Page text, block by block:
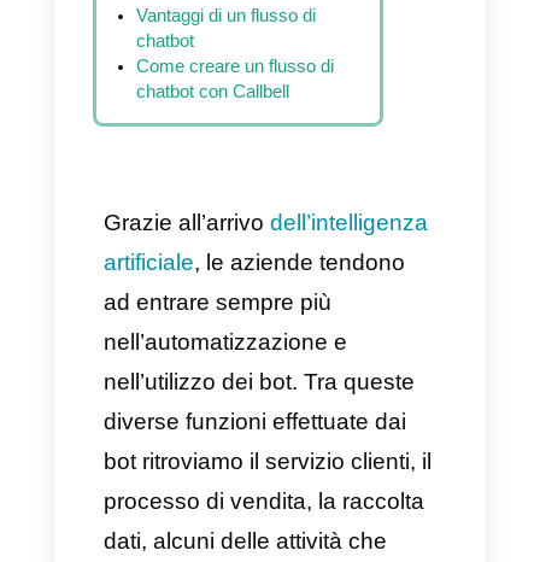
Indice
Che cos’è il flusso di chatbot
Perché è essenziale creare
chatbot
Come creare un flusso di
Grazie all’arrivo dell’intelligenza
artificiale, le aziende tendono
ad entrare sempre più